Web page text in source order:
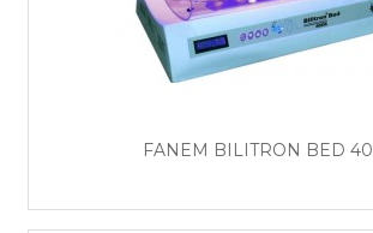
FANEM BILITRON BED